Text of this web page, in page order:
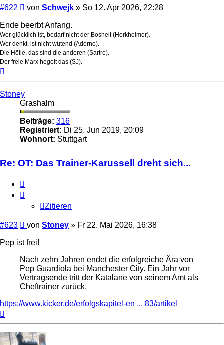
#622 Beitrag
von Schwejk » So 12. Apr 2026, 22:28
Ende beerbt Anfang.
Wer glücklich ist, bedarf nicht der Bosheit (Horkheimer).
Wer denkt, ist nicht wütend (Adorno).
Die Hölle, das sind die anderen (Sartre).
Der freie Marx hegelt das (SJ).
Stoney
Grashalm
Beiträge: 316
Registriert: Di 25. Jun 2019, 20:09
Wohnort: Stuttgart
Re: OT: Das Trainer-Karussell dreht sich...
Zitieren
#623 Beitrag
von Stoney » Fr 22. Mai 2026, 16:38
Pep ist frei!
Nach zehn Jahren endet die erfolgreiche Ära von
Pep Guardiola bei Manchester City. Ein Jahr vor
Vertragsende tritt der Katalane von seinem Amt als
Cheftrainer zurück.
https://www.kicker.de/erfolgskapitel-en ... 83/artikel